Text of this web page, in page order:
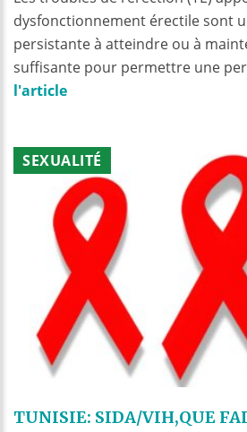
dysfonctionnement érectile sont
persistante à atteindre ou à
suffisante pour permettre une
l'article
SEXUALITÉ
TUNISIE: SIDA/VIH,QUE